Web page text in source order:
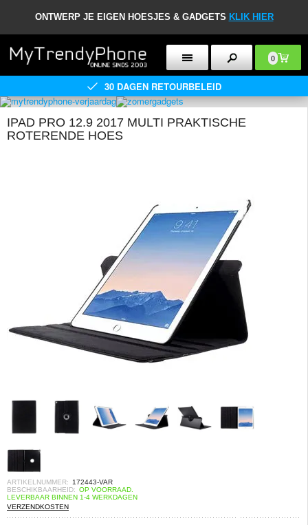
ONTWERP JE EIGEN HOESJES & GADGETS KLIK HIER
0
30 DAGEN RETOURBELEID
IPAD PRO 12.9 2017 MULTI PRAKTISCHE
ROTERENDE HOES
ARTIKELNUMMER:
172443-VAR
BESCHIKBAARHEID: OP VOORRAAD.
LEVERBAAR BINNEN 1-4 WERKDAGEN
VERZENDKOSTEN